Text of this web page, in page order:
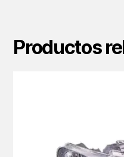
Productos